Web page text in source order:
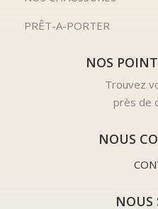
PRÊT-A-PORTER
NOS
Trouvez
près de
NOUS
NOUS